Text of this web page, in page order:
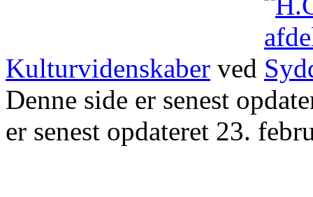
Kulturvidenskaber ved
Denne side er senest
er senest opdateret 23.